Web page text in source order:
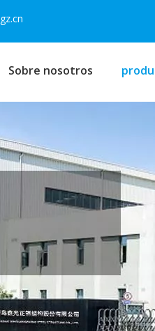
Sobre nosotros